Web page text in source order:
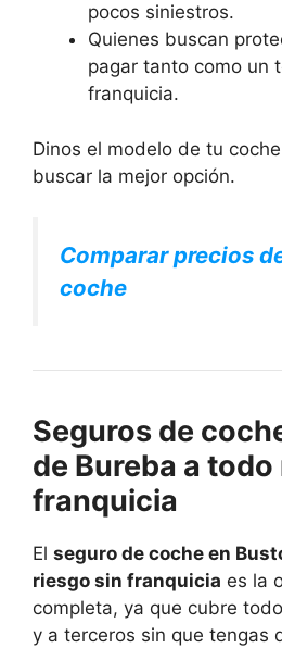
pocos siniestros.
Quienes buscan
pagar tanto como un
franquicia.
Dinos el modelo de tu
buscar la mejor opción.
Comparar precios
coche
Seguros de
de Bureba a
franquicia
El seguro de coche en
riesgo sin franquicia es la
completa, ya que cubre
y a terceros sin que tengas